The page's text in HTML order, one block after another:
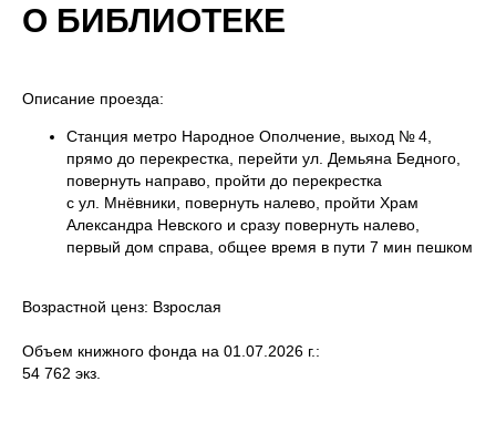
О БИБЛИОТЕКЕ
Описание проезда:
Станция метро Народное Ополчение, выход № 4,
прямо до перекрестка, перейти ул. Демьяна Бедного,
повернуть направо, пройти до перекрестка
с ул. Мнёвники, повернуть налево, пройти Храм
Александра Невского и сразу повернуть налево,
первый дом справа, общее время в пути 7 мин пешком
Возрастной ценз: Взрослая
Объем книжного фонда на 01.07.2026 г.:
54 762 экз.